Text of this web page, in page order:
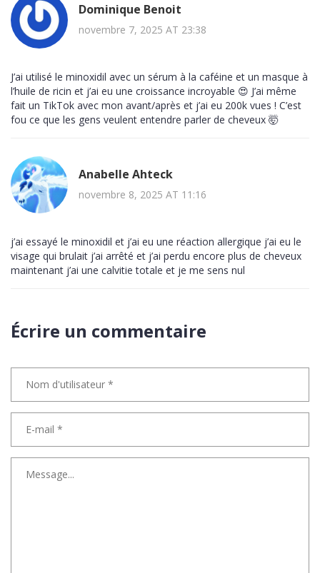
Dominique Benoit
novembre 7, 2025 AT 23:38
J’ai utilisé le minoxidil avec un sérum à la caféine et un masque à
l’huile de ricin et j’ai eu une croissance incroyable 😍 J’ai même
fait un TikTok avec mon avant/après et j’ai eu 200k vues ! C’est
fou ce que les gens veulent entendre parler de cheveux 🤯
Anabelle Ahteck
novembre 8, 2025 AT 11:16
j’ai essayé le minoxidil et j’ai eu une réaction allergique j’ai eu le
visage qui brulait j’ai arrêté et j’ai perdu encore plus de cheveux
maintenant j’ai une calvitie totale et je me sens nul
Écrire un commentaire